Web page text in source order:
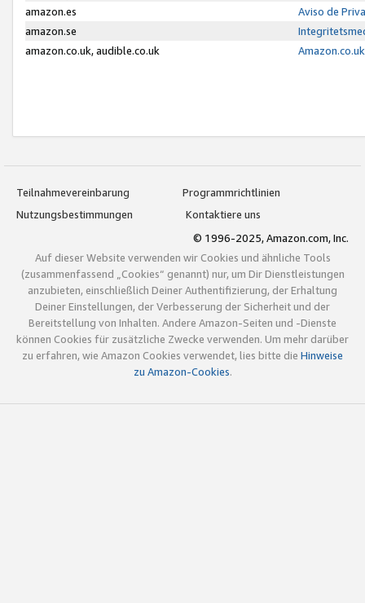
amazon.es
Aviso de
amazon.se
amazon.co.uk, audible.co.uk
Teilnahmevereinbarung
Programmrichtlinien
Nutzungsbestimmungen
Kontaktiere uns
© 1996-2025, Amazon.com, Inc.
Auf dieser Website verwenden wir Cookies und ähnliche Tools
(zusammenfassend „Cookies“ genannt) nur, um Dir Dienstleistungen
anzubieten, einschließlich Deiner Authentifizierung, der Erhaltung
Deiner Einstellungen, der Verbesserung der Sicherheit und der
Bereitstellung von Inhalten. Andere Amazon-Seiten und -Dienste
können Cookies für zusätzliche Zwecke verwenden. Um mehr darüber
zu erfahren, wie Amazon Cookies verwendet, lies bitte die Hinweise
zu Amazon-Cookies.